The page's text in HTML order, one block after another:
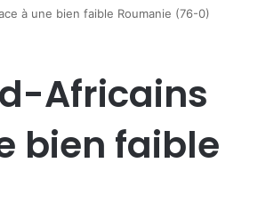
à une bien faible Roumanie (76-0)
Africains
bien faible